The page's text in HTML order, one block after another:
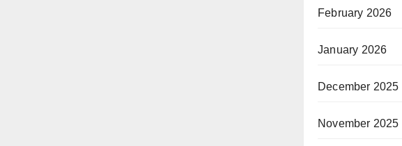
February 2026
January 2026
December 2025
November 2025